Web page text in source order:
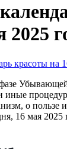
2025
иные
о пользе
16 мая 2025